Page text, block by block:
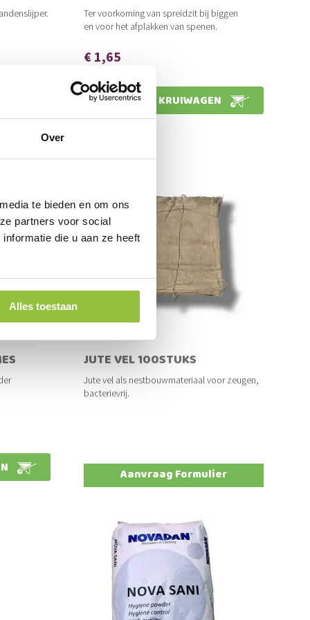
Over
te bieden en om ons
partners voor social
die u aan ze heeft
Alles toestaan
Ter voorkoming van spreidzit bij biggen
en voor het afplakken van spenen.
Slechts
€ 1,65
IN KRUIWAGEN
JUTE VEL 100STUKS
Jute vel als nestbouwmateriaal voor zeugen,
bacterievrij.
Aanvraag Formulier